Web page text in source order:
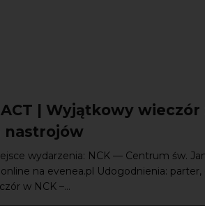
| Wyjątkowy wieczór
wydarzenia: NCK — Centrum św.
na evenea.pl Udogodnienia: parter,
w NCK –...